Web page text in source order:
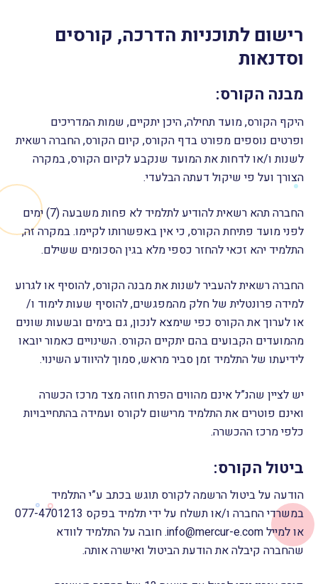
רישום לתוכניות הדרכה, קורסים
וסדנאות
מבנה הקורס:
היקף הקורס, מועד תחילה, היכן יתקיים, שמות המדריכים
ופרטים נוספים מפורט בדף הקורס, קיום הקורס, החברה רשאית
לשנות ו/או לדחות את המועד שנקבע לקיום הקורס, במקרה
הצורך ועל פי שיקול דעתה הבלעדי.
החברה תהא רשאית להודיע לתלמיד לא פחות משבעה (7) ימים
לפני מועד פתיחת הקורס, כי אין באפשרותו לקיימו. במקרה זה,
התלמיד יהא זכאי להחזר כספי מלא בגין הסכומים ששילם.
החברה רשאית להעביר לשנות את מבנה הקורס, להוסיף או לגרוע
למידה פרונטלית של חלק מהמפגשים, להוסיף שעות לימוד ו/
או לערוך את הקורס כפי שימצא לנכון, גם בימים ובשעות שונים
מהמועדים הקבועים בהם יתקיים הקורס. השינויים כאמור יובאו
לידיעתו של התלמיד זמן סביר מראש, סמוך להיוודע השינוי.
יש לציין שהנ”ל אינם מהווים הפרת חוזה מצד מרכז הכשרה
ואינם פוטרים את התלמיד מרישום לקורס ועמידה בהתחייבויות
כלפי מרכז ההכשרה.
ביטול הקורס:
הודעה על ביטול הרשמה לקורס תוגש בכתב ע”י התלמיד
במשרדי החברה ו/או תשלח על ידי תלמיד בפקס 077-4701213
או למייל info@mercur-e.com. חובה על התלמיד לוודא
שהחברה קיבלה את הודעת הביטול ואישרה אותה.